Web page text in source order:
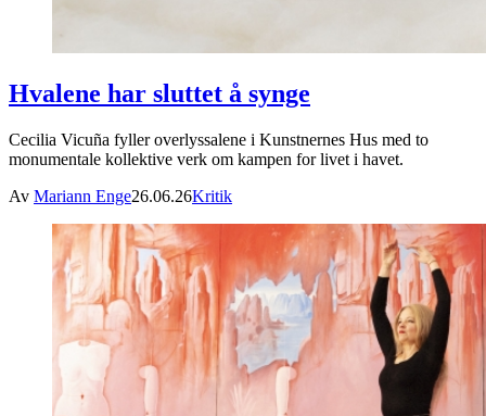
Hvalene har sluttet å synge
Cecilia Vicuña fyller overlyssalene i Kunstnernes Hus med to
monumentale kollektive verk om kampen for livet i havet.
Av Mariann Enge26.06.26Kritik